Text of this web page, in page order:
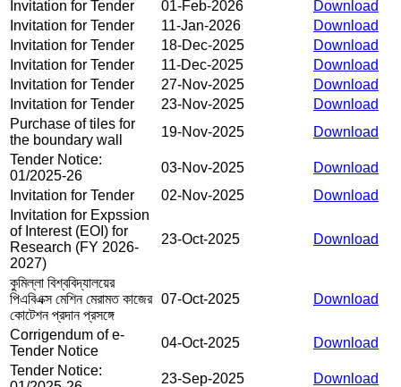
Invitation for Tender
01-Feb-2026
Download
Invitation for Tender
11-Jan-2026
Download
Invitation for Tender
18-Dec-2025
Download
Invitation for Tender
11-Dec-2025
Download
Invitation for Tender
27-Nov-2025
Download
Invitation for Tender
23-Nov-2025
Download
Purchase of tiles for
the boundary wall
19-Nov-2025
Download
Tender Notice:
01/2025-26
03-Nov-2025
Download
Invitation for Tender
02-Nov-2025
Download
Invitation for Expssion
of Interest (EOI) for
Research (FY 2026-
2027)
23-Oct-2025 Download
কুমিল্লা বিশ্ববিদ্যালয়ের
পিএবিএক্স মেশিন মেরামত কাজের
কোটেশন প্রদান প্রসঙ্গে
07-Oct-2025 Download
Corrigendum of e-
Tender Notice
04-Oct-2025
Download
Tender Notice:
23-Sep-2025
Download